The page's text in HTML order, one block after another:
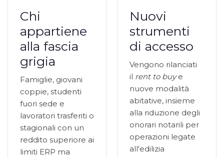
Chi
appartiene
alla fascia
grigia
Famiglie, giovani
coppie, studenti
fuori sede e
lavoratori trasferiti o
stagionali con un
reddito superiore ai
limiti ERP ma
Nuovi
strumenti
di accesso
Vengono rilanciati
il rent to buy e
nuove modalità
abitative, insieme
alla riduzione degli
onorari notarili per
operazioni legate
all'edilizia